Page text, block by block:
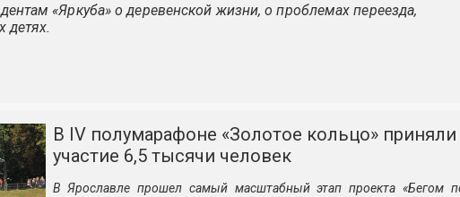
«Яркуба» о деревенской жизни, о проблемах переезда,
детях.
В IV полумарафоне «Золотое кольцо» приняли
участие 6,5 тысячи человек
В Ярославле прошел самый масштабный этап проекта «Бегом